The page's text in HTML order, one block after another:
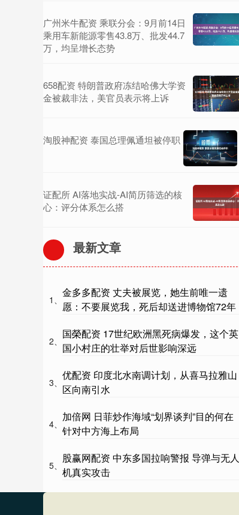
广州米牛配资 乘联分会：9月前14日
乘用车新能源零售43.8万、批发44.7
万，均呈增长态势
658配资 特朗普政府冻结哈佛大学资
金被裁非法，美官员表示将上诉
淘股神配资 泰国总理佩通坦被停职
证配所 AI落地实战-AI简历筛选的核
心：评分体系怎么搭
最新文章
1、
金多多配资 丈夫被展览，她生前唯一遗
愿：不要展览我，死后却送进博物馆72年
2、
国榮配资 17世纪欧洲黑死病爆发，这个英
国小村庄的壮举对后世影响深远
3、
优配资 印度北水南调计划，从喜马拉雅山
区向南引水
4、
加倍网 日菲炒作海域“划界谈判”目的何在
针对中方海上布局
5、
股赢网配资 中东多国拉响警报 导弹与无人
机真实攻击